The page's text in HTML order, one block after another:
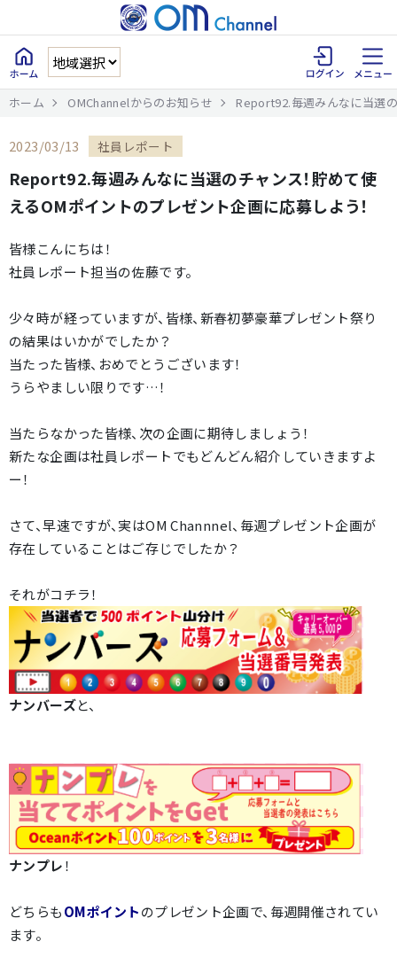
ホーム OMChannelからのお知らせ Report92.毎週みんなに当選
2023/03/13 社員レポート
Report92.毎週みんなに当選のチャンス！貯めて使
えるOMポイントのプレゼント企画に応募しよう！
皆様こんにちは！
社員レポート担当の佐藤です。
少々時が経っていますが、皆様、新春初夢豪華プレゼント祭り
の結果はいかがでしたか？
当たった皆様、おめでとうございます！
うらやましい限りです…！
当たらなかった皆様、次の企画に期待しましょう！
新たな企画は社員レポートでもどんどん紹介していきますよ
ー！
さて、早速ですが、実はOM Channnel、毎週プレゼント企画が
存在していることはご存じでしたか？
それがコチラ！
ナンバーズと、
ナンプレ！
どちらもOMポイントのプレゼント企画で、毎週開催されてい
ます。